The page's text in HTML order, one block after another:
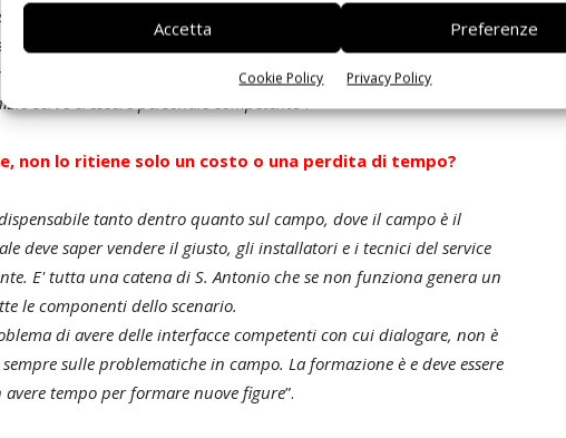
Accetta Preferenze
Cookie Policy Privacy Policy
intervenire nel trovare soluzioni di automazione a più livelli:
etc. Bisogna pensare al dopo, è finita l'era del tecnico munito di
a livello fisico, in un concetto serve know how, serve
serve crescere personale competente”.
non lo ritiene solo un costo o una perdita di tempo?
tanto dentro quanto sul campo, dove il campo è il
deve saper vendere il giusto, gli installatori e i tecnici del service
E' tutta una catena di S. Antonio che se non funziona genera un
le componenti dello scenario.
di avere delle interfacce competenti con cui dialogare, non è
sulle problematiche in campo. La formazione è e deve essere
tempo per formare nuove figure”.